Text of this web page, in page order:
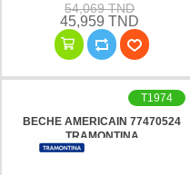
54,069 TND
45,959 TND
BECHE AMERICAIN 77470524
TRAMONTINA
T1974